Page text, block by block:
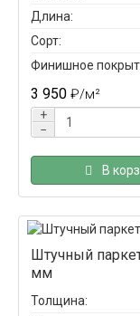
Длина:
Сорт:
Финишное
3 950 ₽/м²
+
−
В
Штучный
мм
Толщина: